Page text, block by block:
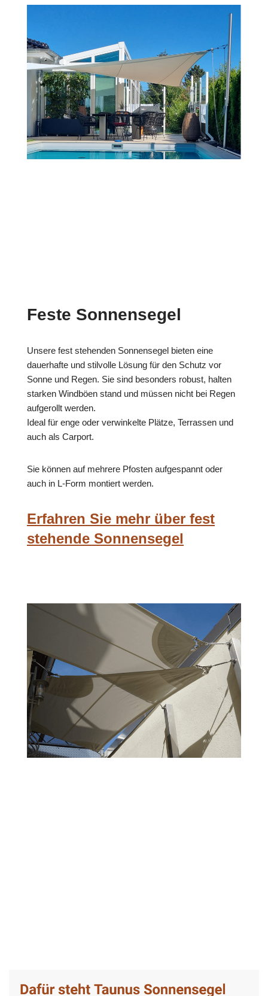
Feste Sonnensegel
Unsere fest stehenden Sonnensegel bieten eine
dauerhafte und stilvolle Lösung für den Schutz vor
Sonne und Regen. Sie sind besonders robust, halten
starken Windböen stand und müssen nicht bei Regen
aufgerollt werden.
Ideal für enge oder verwinkelte Plätze, Terrassen und
auch als Carport.
Sie können auf mehrere Pfosten aufgespannt oder
auch in L-Form montiert werden.
Erfahren Sie mehr über fest
stehende Sonnensegel